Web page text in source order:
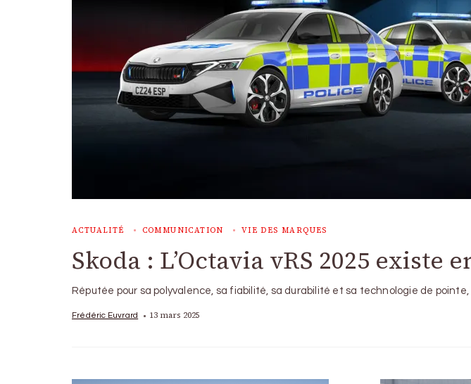
ACTUALITÉ COMMUNICATION VIE DES MARQUES
Skoda : L’Octavia vRS 2025 existe
Réputée pour sa polyvalence, sa fiabilité, sa durabilité et sa technologie de
Frédéric Euvrard 13 mars 2025